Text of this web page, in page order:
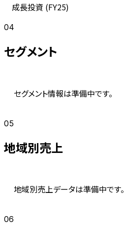
成長投資 (FY25)
04
セグメント
セグメント情報は準備中です。
05
地域別売上
地域別売上データは準備中です。
06